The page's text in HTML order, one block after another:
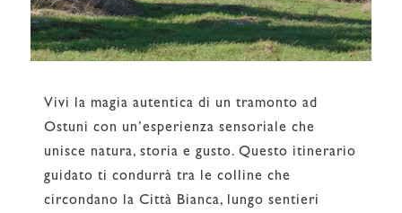
Vivi la magia autentica di un tramonto ad
Ostuni con un’esperienza sensoriale che
unisce natura, storia e gusto. Questo itinerario
guidato ti condurrà tra le colline che
circondano la Città Bianca, lungo sentieri